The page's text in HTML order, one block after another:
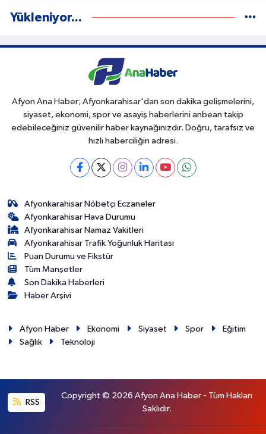
Yükleniyor...
Afyon Ana Haber; Afyonkarahisar'dan son dakika gelişmelerini,
siyaset, ekonomi, spor ve asayiş haberlerini anbean takip
edebileceğiniz güvenilir haber kaynağınızdır. Doğru, tarafsız ve
hızlı haberciliğin adresi.
Afyonkarahisar Nöbetçi Eczaneler
Afyonkarahisar Hava Durumu
Afyonkarahisar Namaz Vakitleri
Afyonkarahisar Trafik Yoğunluk Haritası
Puan Durumu ve Fikstür
Tüm Manşetler
Son Dakika Haberleri
Haber Arşivi
Afyon Haber Ekonomi Siyaset Spor
Eğitim
Sağlık
Teknoloji
RSS
Copyright © 2026 Afyon Ana Haber - Tüm Hakları
Saklıdır.